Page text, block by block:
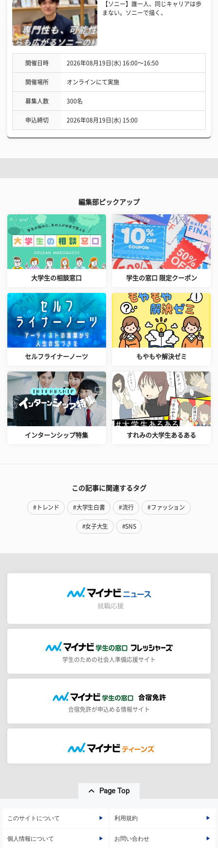
【ソニー】誰一人、同じキャリアは歩
まない。ソニーで描く、
開催日時 2026年08月19日(水) 16:00〜16:50
開催場所 オンラインにて実施
募集人数 300名
申込締切 2026年08月19日(水) 15:00
編集部ピックアップ
大学生の相談窓口 学生の窓口 限定クーポン
セルフライナーノーツ もやもや解決ゼミ
インターンシップ特集 すれみの大学生あるある
この記事に関連するタグ
#トレンド #大学生白書 #流行 #ファッション
#女子大生 #SNS
学生のための社会人準備応援サイト
合宿免許が申込める情報サイト
Page Top
このサイトについて 利用規約
個人情報について お問い合わせ